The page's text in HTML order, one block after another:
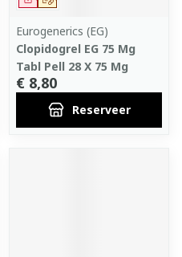
Eurogenerics (EG)
Clopidogrel EG 75 Mg
Tabl Pell 28 X 75 Mg
€ 8,80
Reserveer